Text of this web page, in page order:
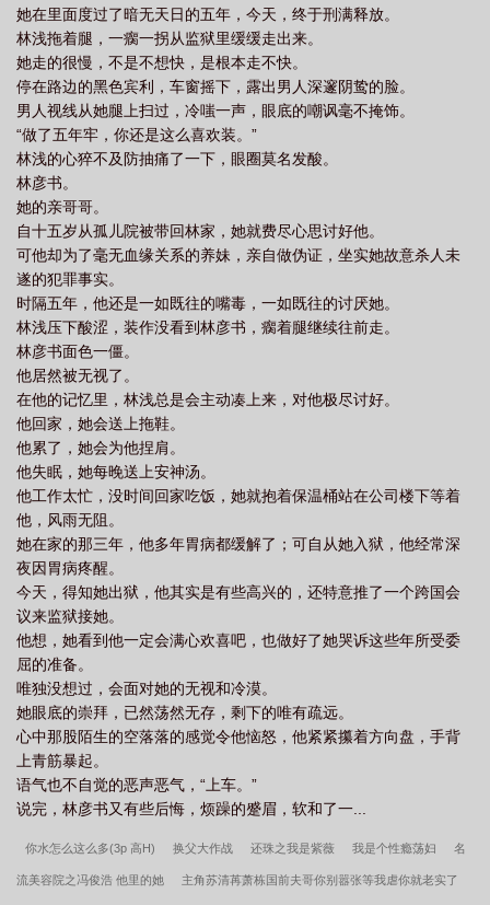
她在里面度过了暗无天日的五年，今天，终于刑满释放。
林浅拖着腿，一瘸一拐从监狱里缓缓走出来。
她走的很慢，不是不想快，是根本走不快。
停在路边的黑色宾利，车窗摇下，露出男人深邃阴鸷的脸。
男人视线从她腿上扫过，冷嗤一声，眼底的嘲讽毫不掩饰。
“做了五年牢，你还是这么喜欢装。”
林浅的心猝不及防抽痛了一下，眼圈莫名发酸。
林彦书。
她的亲哥哥。
自十五岁从孤儿院被带回林家，她就费尽心思讨好他。
可他却为了毫无血缘关系的养妹，亲自做伪证，坐实她故意杀人未
遂的犯罪事实。
时隔五年，他还是一如既往的嘴毒，一如既往的讨厌她。
林浅压下酸涩，装作没看到林彦书，瘸着腿继续往前走。
林彦书面色一僵。
他居然被无视了。
在他的记忆里，林浅总是会主动凑上来，对他极尽讨好。
他回家，她会送上拖鞋。
他累了，她会为他捏肩。
他失眠，她每晚送上安神汤。
他工作太忙，没时间回家吃饭，她就抱着保温桶站在公司楼下等着
他，风雨无阻。
她在家的那三年，他多年胃病都缓解了；可自从她入狱，他经常深
夜因胃病疼醒。
今天，得知她出狱，他其实是有些高兴的，还特意推了一个跨国会
议来监狱接她。
他想，她看到他一定会满心欢喜吧，也做好了她哭诉这些年所受委
屈的准备。
唯独没想过，会面对她的无视和冷漠。
她眼底的崇拜，已然荡然无存，剩下的唯有疏远。
心中那股陌生的空落落的感觉令他恼怒，他紧紧攥着方向盘，手背
上青筋暴起。
语气也不自觉的恶声恶气，“上车。”
说完，林彦书又有些后悔，烦躁的蹙眉，软和了一...
你水怎么这么多(3p 高H) 换父大作战 还珠之我是紫薇 我是个性瘾荡妇 名
流美容院之冯俊浩 他里的她 主角苏清苒萧栋国前夫哥你别嚣张等我虐你就老实了